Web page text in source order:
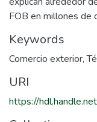
FOB en millones de
Keywords
Comercio exterior,
URI
https://